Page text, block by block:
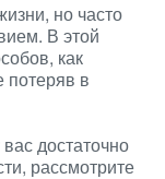
но часто
В этой
как
потеряв в
достаточно
рассмотрите